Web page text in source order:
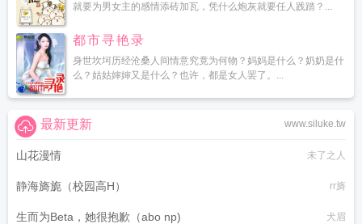
就要为男女主的感情添砖加瓦，凭什么炮灰就要任人践踏？...
都市寻艳录
身世坎坷历经沧桑人间情意究竟为何物？妈妈是什么？奶奶是什
么？姑姑婶婶又是什么？也许，都是女人罢了。...
www.siluke.tw
最新更新
山花漫情 未了之人
静海旖旎（校园高H） rr旖
生而为Beta，她很抱歉（abo np) 犬眉